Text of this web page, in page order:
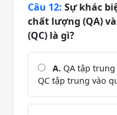
Câu 12: Sự khác
chất lượng (QA)
(QC) là gì?
A. QA tập
QC tập trung vào